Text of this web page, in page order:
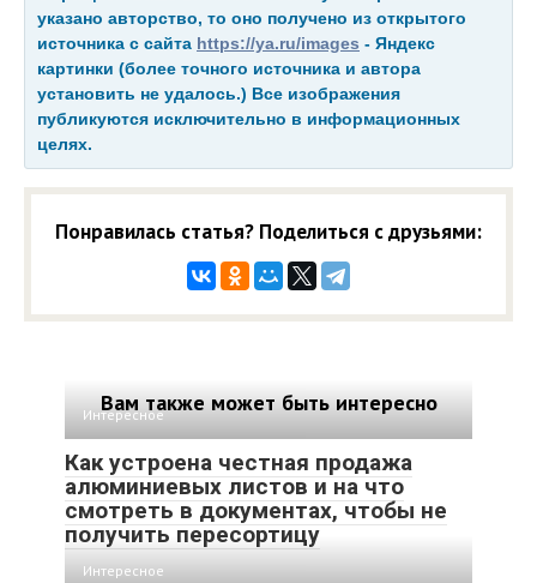
указано авторство, то оно получено из открытого
источника с сайта https://ya.ru/images - Яндекс
картинки (более точного источника и автора
установить не удалось.) Все изображения
публикуются исключительно в информационных
целях.
Понравилась статья? Поделиться с друзьями:
Вам также может быть интересно
Интересное
Как устроена честная продажа
алюминиевых листов и на что
смотреть в документах, чтобы не
получить пересортицу
Интересное